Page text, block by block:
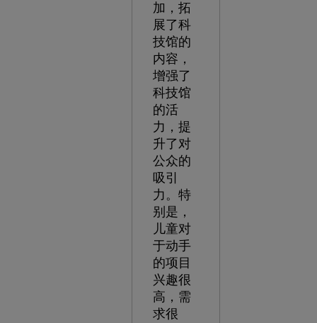
加，拓
展了科
技馆的
内容，
增强了
科技馆
的活
力，提
升了对
公众的
吸引
力。特
别是，
儿童对
于动手
的项目
兴趣很
高，需
求很